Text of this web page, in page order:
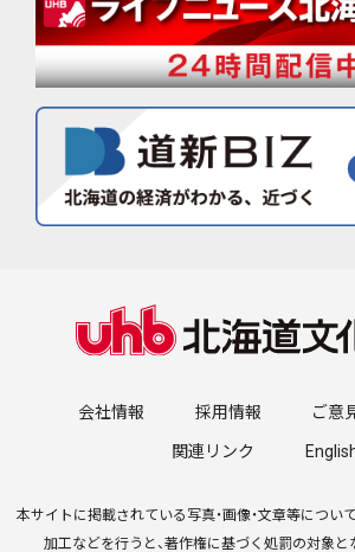
会社情報 採用情報 ご意
関連リンク
本サイトに掲載されている写真・画像・文章等について
加工などを行うと、著作権に基づく処罰の対象と